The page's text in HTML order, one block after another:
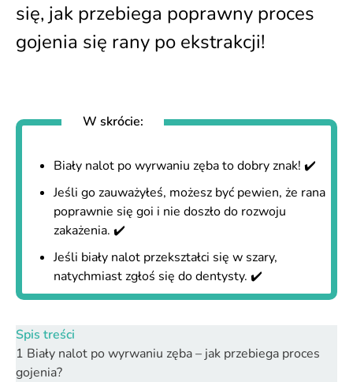
się, jak przebiega poprawny proces
gojenia się rany po ekstrakcji!
W skrócie:
Biały nalot po wyrwaniu zęba to dobry znak! ✔️
Jeśli go zauważyłeś, możesz być pewien, że rana
poprawnie się goi i nie doszło do rozwoju
zakażenia. ✔️
Jeśli biały nalot przekształci się w szary,
natychmiast zgłoś się do dentysty. ✔️
Spis treści
1 Biały nalot po wyrwaniu zęba – jak przebiega proces
gojenia?